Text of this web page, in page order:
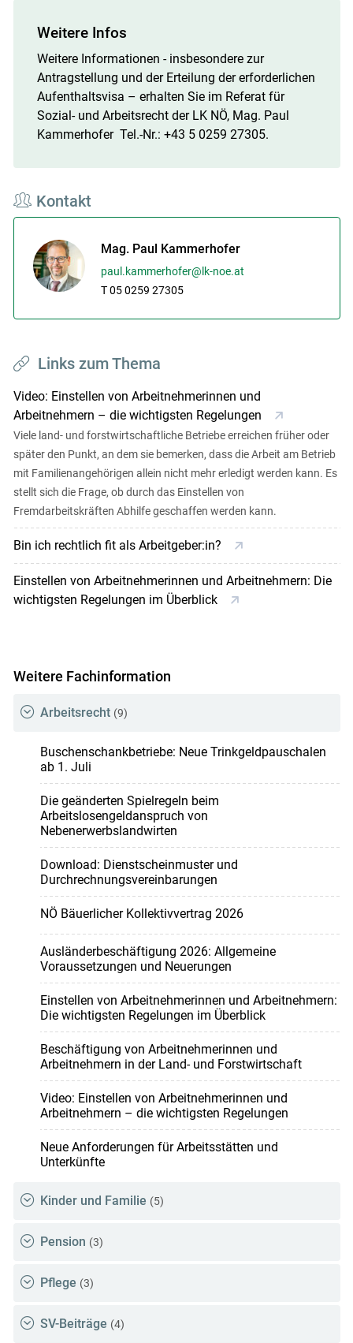
Weitere Infos
Weitere Informationen - insbesondere zur
Antragstellung und der Erteilung der erforderlichen
Aufenthaltsvisa – erhalten Sie im Referat für
Sozial- und Arbeitsrecht der LK NÖ, Mag. Paul
Kammerhofer Tel.-Nr.: +43 5 0259 27305.
Kontakt
Mag. Paul Kammerhofer
paul.kammerhofer@lk-noe.at
T 05 0259 27305
Links zum Thema
Video: Einstellen von Arbeitnehmerinnen und
Arbeitnehmern – die wichtigsten Regelungen
Viele land- und forstwirtschaftliche Betriebe erreichen früher oder
später den Punkt, an dem sie bemerken, dass die Arbeit am Betrieb
mit Familienangehörigen allein nicht mehr erledigt werden kann. Es
stellt sich die Frage, ob durch das Einstellen von
Fremdarbeitskräften Abhilfe geschaffen werden kann.
Bin ich rechtlich fit als Arbeitgeber:in?
Einstellen von Arbeitnehmerinnen und Arbeitnehmern: Die
wichtigsten Regelungen im Überblick
Weitere Fachinformation
Arbeitsrecht (9)
Buschenschankbetriebe: Neue Trinkgeldpauschalen
ab 1. Juli
Die geänderten Spielregeln beim
Arbeitslosengeldanspruch von
Nebenerwerbslandwirten
Download: Dienstscheinmuster und
Durchrechnungsvereinbarungen
NÖ Bäuerlicher Kollektivvertrag 2026
Ausländerbeschäftigung 2026: Allgemeine
Voraussetzungen und Neuerungen
Einstellen von Arbeitnehmerinnen und Arbeitnehmern:
Die wichtigsten Regelungen im Überblick
Beschäftigung von Arbeitnehmerinnen und
Arbeitnehmern in der Land- und Forstwirtschaft
Video: Einstellen von Arbeitnehmerinnen und
Arbeitnehmern – die wichtigsten Regelungen
Neue Anforderungen für Arbeitsstätten und
Unterkünfte
Kinder und Familie (5)
Pension (3)
Pflege (3)
SV-Beiträge (4)